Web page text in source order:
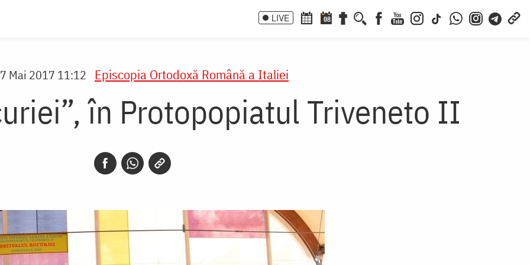
LIVE 08
Mai 2017 11:12 Episcopia Ortodoxă Română a Italiei
în Protopopiatul Triveneto II